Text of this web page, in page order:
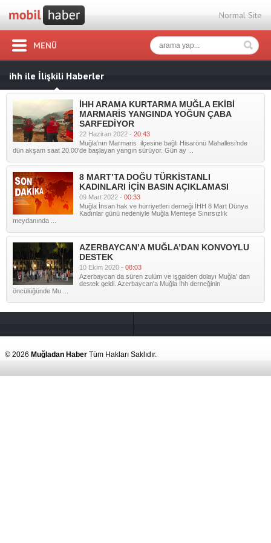
Normal Site
MENÜ
ihh ile İlişkili Haberler
İHH ARAMA KURTARMA MUĞLA EKİBİ
MARMARİS YANGINDA YOĞUN ÇABA
SARFEDİYOR
22 Haziran 2022 - 20:43
Muğla’nın Marmaris ilçesine bağlı Hisarönü Mahallesi’nde
dün akşam saat 20.00'de başlayan yangın sürüyor. Gün ay ...
8 MART’TA DOĞU TÜRKİSTANLI
KADINLARI İÇİN BASIN AÇIKLAMASI
09 Mart 2022 - 00:33
Muğla İnsan hak ve hürriyetleri derneği İHH 8 Mart Dünya
Kadınlar günü nedeniyle Muğla Menteşe Sınırsızlık
meydanında ...
AZERBAYCAN’A MUĞLA’DAN KONVOYLU
DESTEK
10 Ekim 2020 - 08:03
Azerbaycan da süren zulüm ve işgalden dolayı Muğla' dan
destek geldi. Azerbaycan'a Muğla İhh derneğinin
öncülüğünde Mu ...
© 2026 Muğladan Haber Tüm Hakları Saklıdır.